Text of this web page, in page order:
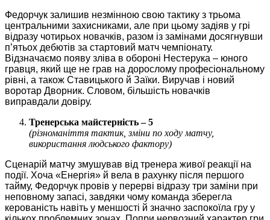
Федорчук залишив незмінною свою тактику з трьома
центральними захисниками, але при цьому задіяв у грі
відразу чотирьох новачків, разом із замінами досягнувши
п’ятьох дебютів за стартовий матч чемпіонату.
Відзначаємо появу зліва в обороні Нестерука – юного
гравця, який ще не грав на дорослому професіональному
рівні, а також Ставицького й Заїки. Виручав і новий
воротар Дворник. Словом, більшість новачків
виправдали довіру.
Тренерська майстерність – 5
(різноманіття тактик, зміни по ходу матчу,
використання людського фактору)
Сценарій матчу змушував від тренера живої реакції на
події. Хоча «Енергія» й вела в рахунку після першого
тайму, Федорчук провів у перерві відразу три заміни при
неповному запасі, завдяки чому команда зберегла
керованість навіть у меншості й значно заспокоїла гру у